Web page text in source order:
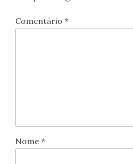
Comentário *
Nome *